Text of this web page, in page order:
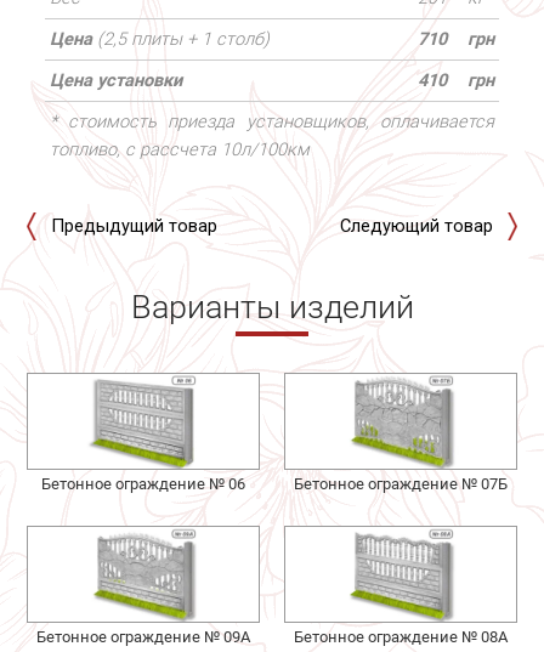
Цена (2,5 плиты + 1 столб) 710
грн
Цена установки
410
грн
* стоимость приезда установщиков, оплачивается
топливо, с рассчета 10л/100км
Предыдущий товар Следующий товар
Варианты изделий
Бетонное ограждение № 06 Бетонное ограждение № 07Б
Бетонное ограждение № 09А Бетонное ограждение № 08А